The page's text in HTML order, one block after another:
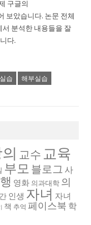
구글의
보았습니다. 논문 전체
분석한 내용들을 잘
다.
습 해부실습
교수 교육
부모 블로그 사
영화 의과대학 의
인생 자녀 자녀
책 추억 페이스북 학